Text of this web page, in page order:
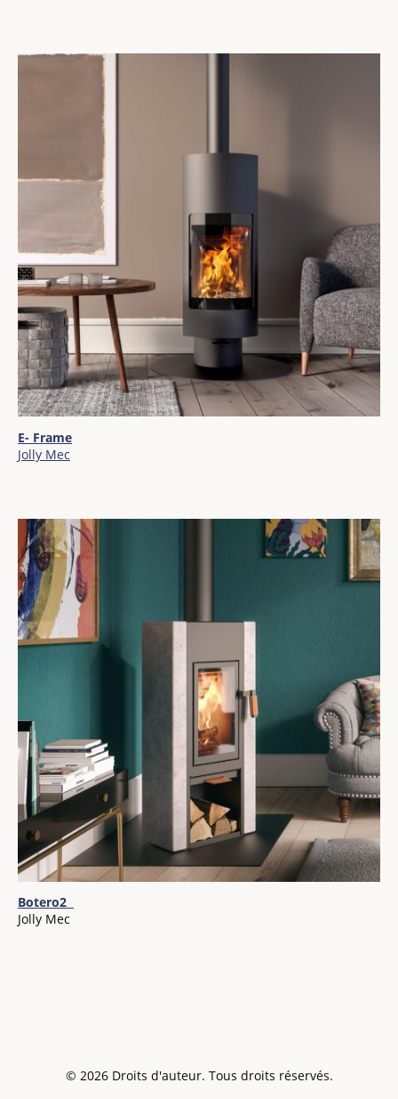
E- Frame
Jolly Mec
Botero2
Jolly Mec
© 2026 Droits d'auteur. Tous droits réservés.